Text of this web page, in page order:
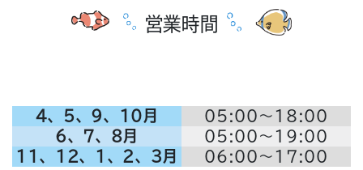
営業時間
4、5、9、10月
05:00～18:00
6、7、8月
05:00～19:00
11、12、1、2、3月
06:00～17:00